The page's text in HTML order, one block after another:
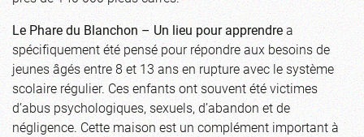
Le Phare du Blanchon – Un lieu pour apprendrea
spécifiquement été pensé pour répondre aux besoins de
jeunes âgés entre 8 et 13 ans en rupture avec le système
scolaire régulier. Ces enfants ont souvent été victimes
d’abus psychologiques, sexuels, d’abandon et de
négligence. Cette maison est un complément important à